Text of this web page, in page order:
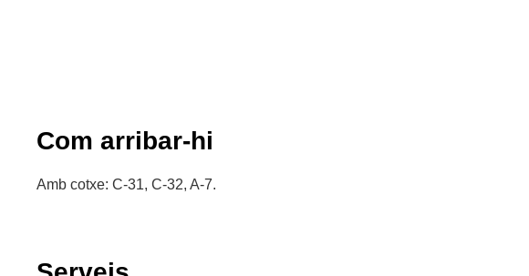
Com arribar-hi
Amb cotxe: C-31, C-32, A-7.